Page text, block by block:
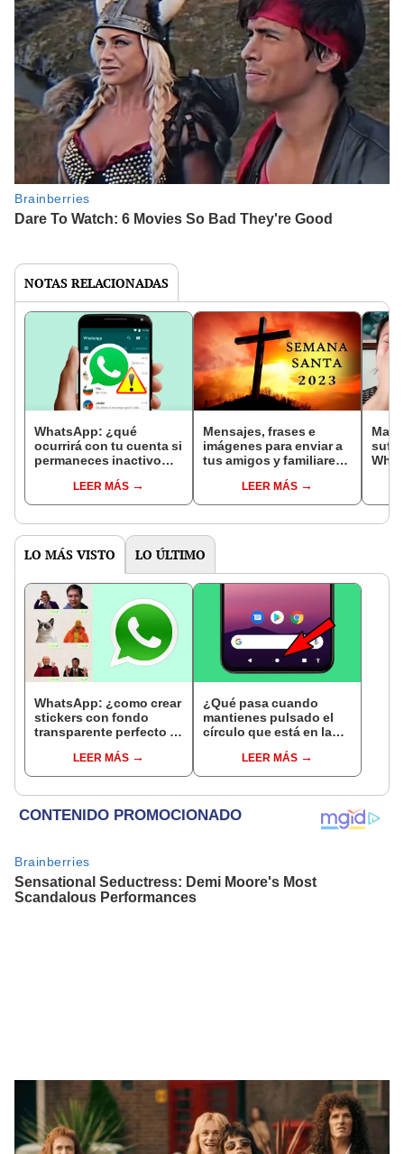
NOTAS RELACIONADAS
WhatsApp: ¿qué
ocurrirá con tu cuenta si
permaneces inactivo
LEER MÁS
Mensajes, frases e
imágenes para enviar a
tus amigos y familiares
LEER MÁS
LO MÁS VISTO LO ÚLTIMO
WhatsApp: ¿como crear
stickers con fondo
transparente perfecto y
extrañas?LEER MÁS
¿Qué pasa cuando
mantienes pulsado el
círculo que está en la
LEER MÁS